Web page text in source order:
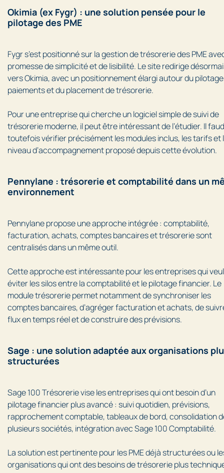
Okimia (ex Fygr) : une solution pensée pour le
pilotage des PME
Fygr s’est positionné sur la gestion de trésorerie des PME
promesse de simplicité et de lisibilité. Le site redirige
vers Okimia, avec un positionnement élargi autour du
paiements et du placement de trésorerie.
Pour une entreprise qui cherche un logiciel simple de suivi de
trésorerie moderne, il peut être intéressant de l’étudier. Il
toutefois vérifier précisément les modules inclus, les tarifs et
niveau d’accompagnement proposé depuis cette évolution.
Pennylane : trésorerie et comptabilité dans un
environnement
Pennylane propose une approche intégrée : comptabilité,
facturation, achats, comptes bancaires et trésorerie sont
centralisés dans un même outil.
Cette approche est intéressante pour les entreprises qui
éviter les silos entre la comptabilité et le pilotage financier. Le
module trésorerie permet notamment de synchroniser les
comptes bancaires, d’agréger facturation et achats, de
flux en temps réel et de construire des prévisions.
Sage : une solution adaptée aux organisations
structurées
Sage 100 Trésorerie vise les entreprises qui ont besoin d’un
pilotage financier plus avancé : suivi quotidien, prévisions,
rapprochement comptable, tableaux de bord, consolidation
plusieurs sociétés, intégration avec Sage 100 Comptabilité.
La solution est pertinente pour les PME déjà structurées ou
organisations qui ont des besoins de trésorerie plus